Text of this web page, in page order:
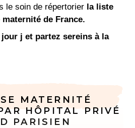
le soin de répertorier la liste
maternité de France.
j et partez sereins à la
MATERNITÉ
HÔPITAL PRIVÉ
PARISIEN